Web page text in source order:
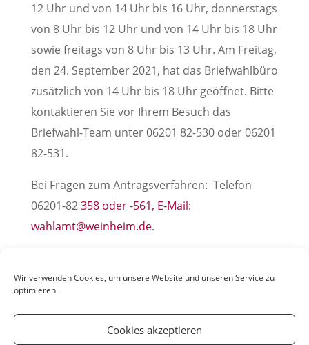
Wir verwenden Cookies, um unsere Website und unseren Service zu
optimieren.
Cookies akzeptieren
12 Uhr und von 14 Uhr bis 16 Uhr, donnerstags
von 8 Uhr bis 12 Uhr und von 14 Uhr bis 18 Uhr
sowie freitags von 8 Uhr bis 13 Uhr. Am Freitag,
den 24. September 2021, hat das Briefwahlbüro
zusätzlich von 14 Uhr bis 18 Uhr geöffnet. Bitte
kontaktieren Sie vor Ihrem Besuch das
Briefwahl-Team unter 06201 82-530 oder 06201
82-531.
Bei Fragen zum Antragsverfahren: Telefon
06201-82358 oder -561, E-Mail:
wahlamt@weinheim.de.
2021)